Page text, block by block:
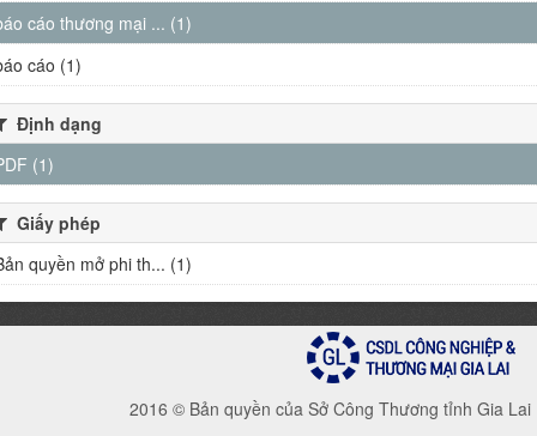
cáo thương mại ... (1)
cáo (1)
Định dạng
(1)
Giấy phép
quyền mở phi th... (1)
2016 © Bản quyền của Sở Công Thương tỉnh Gia Lai